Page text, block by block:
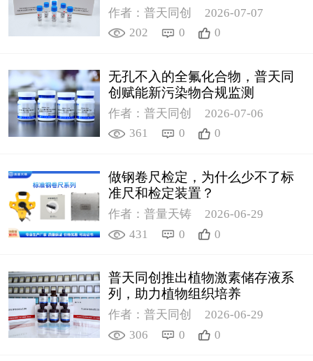
作者：普天同创
2026-07-07
202
0 0
无孔不入的全氟化合物，普天同
创赋能新污染物合规监测
作者：普天同创
2026-07-06
361
0 0
做钢卷尺检定，为什么少不了标
准尺和检定装置？
作者：普量天铸
2026-06-29
431
0 0
普天同创推出植物激素储存液系
列，助力植物组织培养
作者：普天同创
2026-06-29
306
0 0